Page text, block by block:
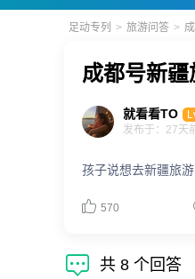
足动专列 > 旅游问答 >
成都号新
就看看TO
发布于：27天
孩子说想去新疆旅
 570
 共 8 个回答